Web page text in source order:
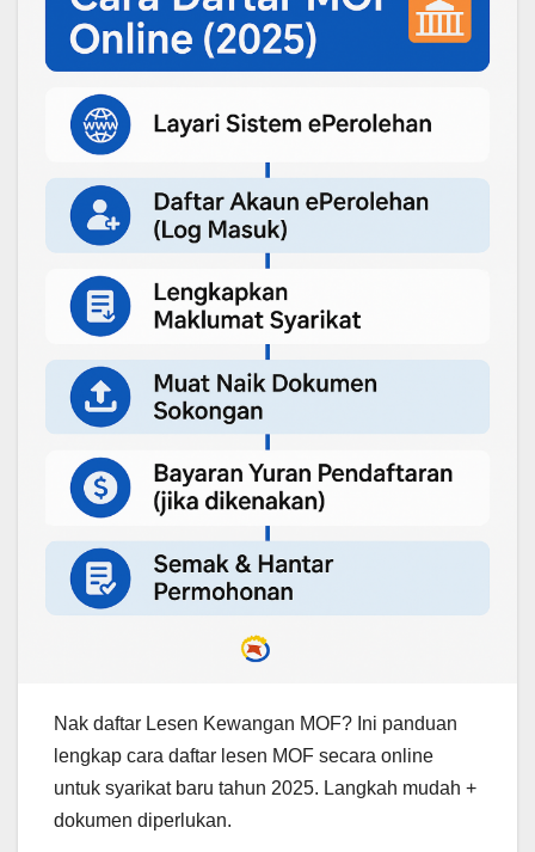
Nak daftar Lesen Kewangan MOF? Ini panduan
lengkap cara daftar lesen MOF secara online
untuk syarikat baru tahun 2025. Langkah mudah +
dokumen diperlukan.